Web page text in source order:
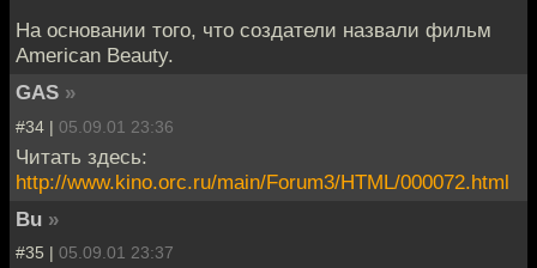
На основании того, что создатели назвали фильм
American Beauty.
GAS »
#34 | 05.09.01 23:36
Читать здесь:
http://www.kino.orc.ru/main/Forum3/HTML/000072.html
Bu »
#35 | 05.09.01 23:37